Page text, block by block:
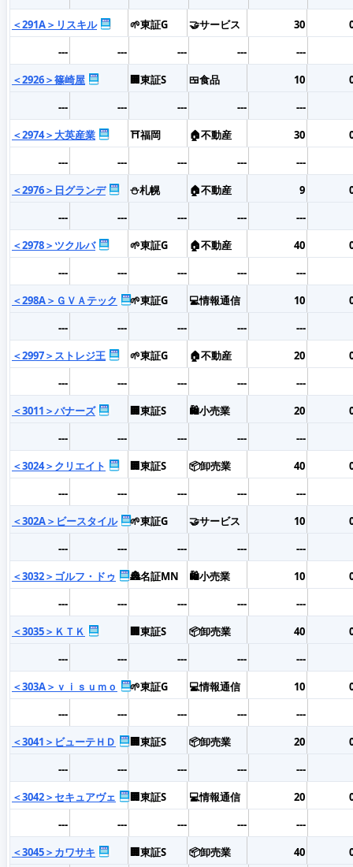
＜291A＞リスキル
🌱東証G 🤝サービス 30
---
--- --- ---
---
＜2926＞篠崎屋
🏢東証S 🍱食品 10
---
--- --- ---
---
＜2974＞大英産業
⛩️福岡 🏠不動産 30
---
--- --- ---
---
＜2976＞日グランデ
⛄札幌 🏠不動産 9
---
--- --- ---
---
＜2978＞ツクルバ
🌱東証G 🏠不動産 40
---
--- --- ---
---
＜298A＞ＧＶＡテック
🌱東証G 💻情報通信 10
---
--- --- ---
---
＜2997＞ストレジ王
🌱東証G 🏠不動産 20
---
--- --- ---
---
＜3011＞バナーズ
🏢東証S 🛍️小売業 20
---
--- --- ---
---
＜3024＞クリエイト
🏢東証S 📦卸売業 40
---
--- --- ---
---
＜302A＞ビースタイル
🌱東証G 🤝サービス 10
---
--- --- ---
---
＜3032＞ゴルフ・ドゥ
🏯名証MN 🛍️小売業 10
---
--- --- ---
---
＜3035＞ＫＴＫ
🏢東証S 📦卸売業 40
---
--- --- ---
---
＜303A＞ｖｉｓｕｍｏ
🌱東証G 💻情報通信 10
---
--- --- ---
---
＜3041＞ビューテＨＤ
🏢東証S 📦卸売業 20
---
--- --- ---
---
＜3042＞セキュアヴェ
🏢東証S 💻情報通信 20
---
--- --- ---
---
＜3045＞カワサキ
🏢東証S 📦卸売業 40